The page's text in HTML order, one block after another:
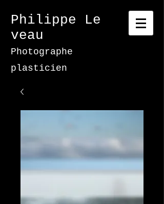
Philippe Le
veau
Photographe
plasticien